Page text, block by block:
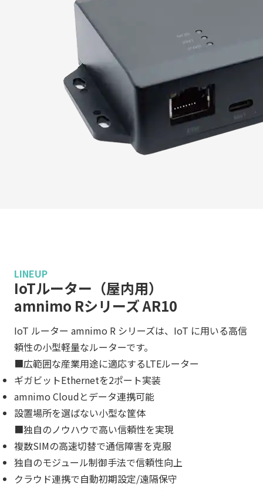
LINEUP
IoTルーター（屋内用）
amnimo Rシリーズ AR10
IoT ルーター amnimo R シリーズは、IoT に用いる高信
頼性の小型軽量なルーターです。
■広範囲な産業用途に適応するLTEルーター
ギガビットEthernetを2ポート実装
amnimo Cloudとデータ連携可能
設置場所を選ばない小型な筐体
■独自のノウハウで高い信頼性を実現
複数SIMの高速切替で通信障害を克服
独自のモジュール制御手法で信頼性向上
クラウド連携で自動初期設定/遠隔保守